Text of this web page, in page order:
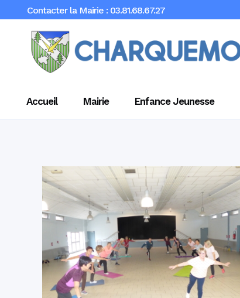
Contacter la Mairie : 03.81.68.67.27
Accueil Mairie Enfance Jeunesse